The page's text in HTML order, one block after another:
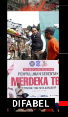
DIFABEL